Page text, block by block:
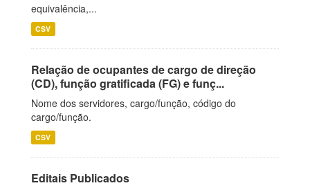
equivalência,...
CSV
Relação de ocupantes de cargo de direção
(CD), função gratificada (FG) e funç...
Nome dos servidores, cargo/função, código do
cargo/função.
CSV
Editais Publicados